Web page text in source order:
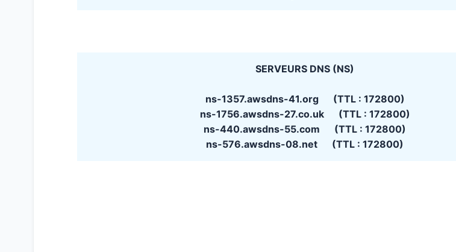
SERVEURS DNS (NS)
ns-1357.awsdns-41.org (TTL : 172800)
ns-1756.awsdns-27.co.uk (TTL : 172800)
ns-440.awsdns-55.com (TTL : 172800)
ns-576.awsdns-08.net (TTL : 172800)